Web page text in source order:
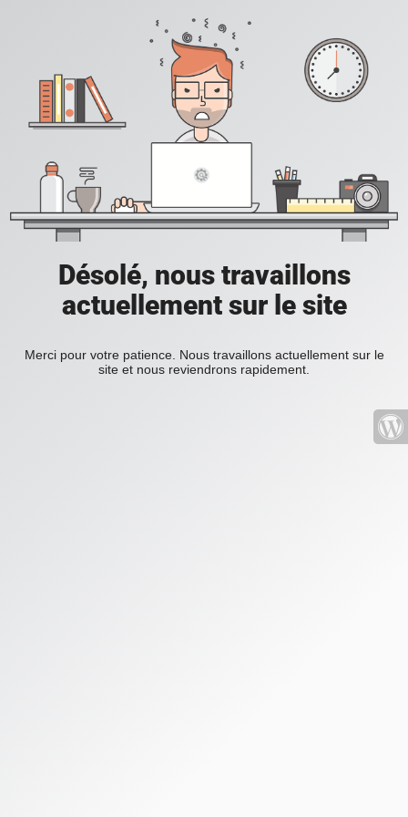
Désolé, nous travaillons
actuellement sur le site
Merci pour votre patience. Nous travaillons actuellement sur le
site et nous reviendrons rapidement.